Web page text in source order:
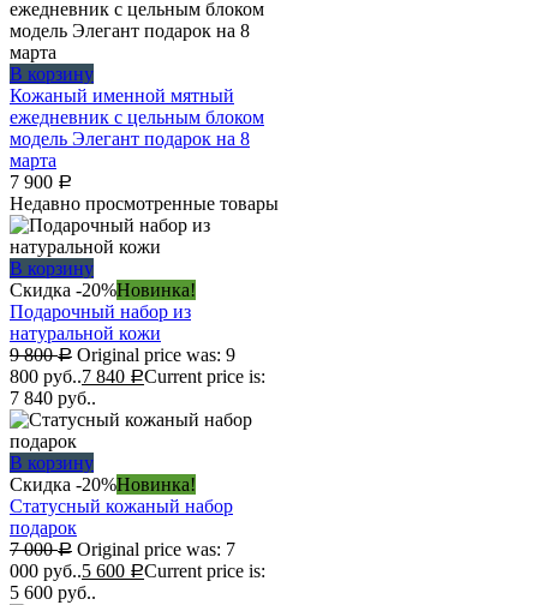
В корзину
Кожаный именной мятный
ежедневник с цельным блоком
модель Элегант подарок на 8
марта
7 900 Р
Недавно просмотренные товары
В корзину
Скидка -20%Новинка!
Подарочный набор из
натуральной кожи
9 800Р Original price was: 9
800 руб..7 840 РCurrent price is:
7 840 руб..
В корзину
Скидка -20%Новинка!
Статусный кожаный набор
подарок
7 000Р Original price was: 7
000 руб..5 600 РCurrent price is:
5 600 руб..